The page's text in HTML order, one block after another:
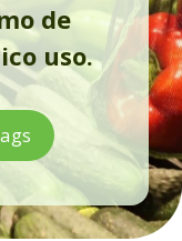
de
uso.